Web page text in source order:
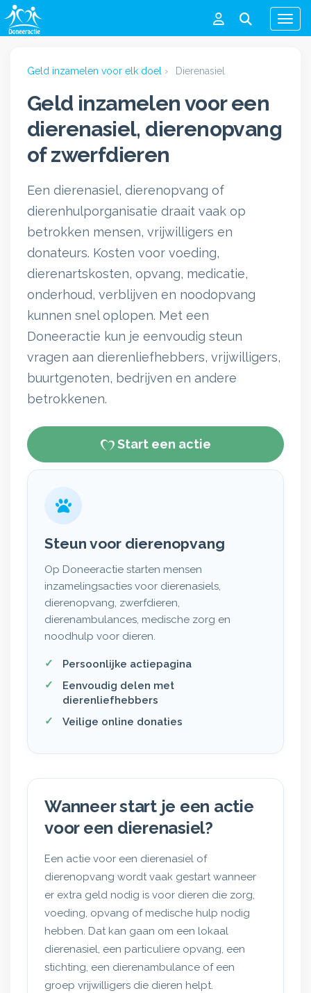
Menu
Geld inzamelen voor elk doel › Dierenasiel
Geld inzamelen voor een
dierenasiel, dierenopvang
of zwerfdieren
Een dierenasiel, dierenopvang of
dierenhulporganisatie draait vaak op
betrokken mensen, vrijwilligers en
donateurs. Kosten voor voeding,
dierenartskosten, opvang, medicatie,
onderhoud, verblijven en noodopvang
kunnen snel oplopen. Met een
Doneeractie kun je eenvoudig steun
vragen aan dierenliefhebbers, vrijwilligers,
buurtgenoten, bedrijven en andere
betrokkenen.
Start een actie
Steun voor dierenopvang
Op Doneeractie starten mensen
inzamelingsacties voor dierenasiels,
dierenopvang, zwerfdieren,
dierenambulances, medische zorg en
noodhulp voor dieren.
Persoonlijke actiepagina
Eenvoudig delen met
dierenliefhebbers
Veilige online donaties
Wanneer start je een actie
voor een dierenasiel?
Een actie voor een dierenasiel of
dierenopvang wordt vaak gestart wanneer
er extra geld nodig is voor dieren die zorg,
voeding, opvang of medische hulp nodig
hebben. Dat kan gaan om een lokaal
dierenasiel, een particuliere opvang, een
stichting, een dierenambulance of een
groep vrijwilligers die dieren helpt.